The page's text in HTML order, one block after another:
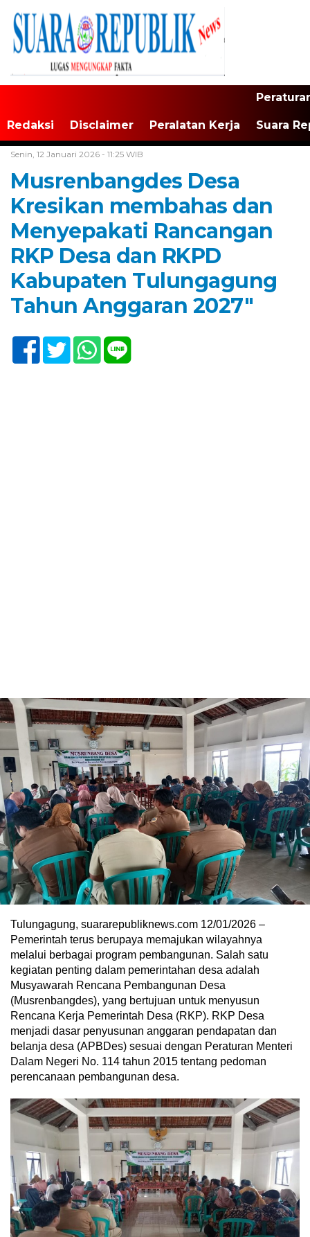
Redaksi Disclaimer Peralatan Kerja Suara
Senin, 12 Januari 2026 - 11:25 WIB
Musrenbangdes Desa
Kresikan membahas dan
Menyepakati Rancangan
RKP Desa dan RKPD
Kabupaten Tulungagung
Tahun Anggaran 2027″
Tulungagung, suararepubliknews.com 12/01/2026 –
Pemerintah terus berupaya memajukan wilayahnya
melalui berbagai program pembangunan. Salah satu
kegiatan penting dalam pemerintahan desa adalah
Musyawarah Rencana Pembangunan Desa
(Musrenbangdes), yang bertujuan untuk menyusun
Rencana Kerja Pemerintah Desa (RKP). RKP Desa
menjadi dasar penyusunan anggaran pendapatan dan
belanja desa (APBDes) sesuai dengan Peraturan Menteri
Dalam Negeri No. 114 tahun 2015 tentang pedoman
perencanaan pembangunan desa.